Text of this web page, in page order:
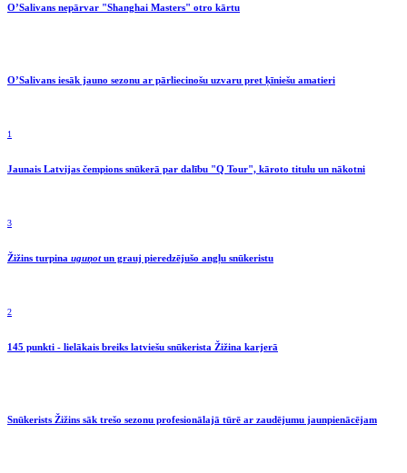
O’Salivans nepārvar "Shanghai Masters" otro kārtu
O’Salivans iesāk jauno sezonu ar pārliecinošu uzvaru pret ķīniešu amatieri
1
Jaunais Latvijas čempions snūkerā par dalību "Q Tour", kāroto titulu un nākotni
3
Žižins turpina uguņotun grauj pieredzējušo angļu snūkeristu
2
145 punkti - lielākais breiks latviešu snūkerista Žižina karjerā
Snūkerists Žižins sāk trešo sezonu profesionālajā tūrē ar zaudējumu jaunpienācējam